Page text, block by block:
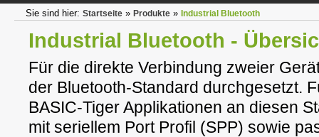
Sie sind hier: Startseite » Produkte » Industrial Bluetooth
Industrial Bluetooth -
Für die direkte Verbindung zweier
der Bluetooth-Standard durchgesetzt.
BASIC-Tiger Applikationen an diesen
mit seriellem Port Profil (SPP) sowie